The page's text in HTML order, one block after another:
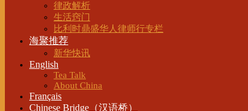
律政解析
生活窍门
比利时鼎盛华人律师行专栏
海聚推荐
新华快讯
English
Tea Talk
About China
Français
Chinese Bridge（汉语桥）